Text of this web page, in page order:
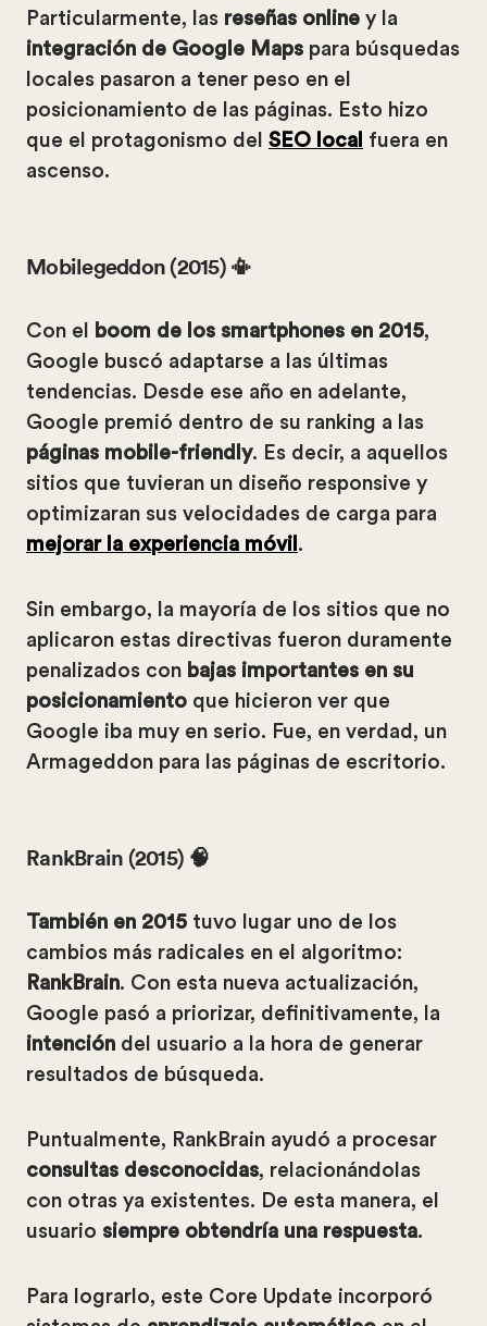
Particularmente, las reseñas online y la
integración de Google Maps para búsquedas
locales pasaron a tener peso en el
posicionamiento de las páginas. Esto hizo
que el protagonismo del SEO local fuera en
ascenso.
Mobilegeddon (2015) 📳
Con el boom de los smartphones en 2015,
Google buscó adaptarse a las últimas
tendencias. Desde ese año en adelante,
Google premió dentro de su ranking a las
páginas mobile-friendly. Es decir, a aquellos
sitios que tuvieran un diseño responsive y
optimizaran sus velocidades de carga para
mejorar la experiencia móvil .
Sin embargo, la mayoría de los sitios que no
aplicaron estas directivas fueron duramente
penalizados con bajas importantes en su
posicionamiento que hicieron ver que
Google iba muy en serio. Fue, en verdad, un
Armageddon para las páginas de escritorio.
RankBrain (2015) 🧠
También en 2015 tuvo lugar uno de los
cambios más radicales en el algoritmo:
RankBrain. Con esta nueva actualización,
Google pasó a priorizar, definitivamente, la
intención del usuario a la hora de generar
resultados de búsqueda.
Puntualmente, RankBrain ayudó a procesar
consultas desconocidas, relacionándolas
con otras ya existentes. De esta manera, el
usuario siempre obtendría una respuesta.
Para lograrlo, este Core Update incorporó